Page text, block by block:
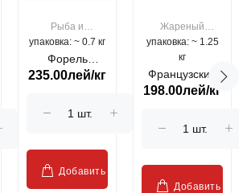
Рыба и
морепродукты
упаковка: ~ 0.7 кг
Форель
лососевая
Moldovenesc"
235.00лей/кг
Добавить
Жареный
цыпленок
упаковка: ~ 1.25
кг
Французский
гриль, кг
198.00лей/кг
Добавить